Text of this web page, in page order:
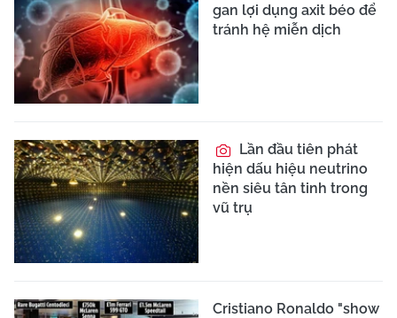
gan lợi dụng axit béo để
tránh hệ miễn dịch
Lần đầu tiên phát
hiện dấu hiệu neutrino
nền siêu tân tinh trong
vũ trụ
Cristiano Ronaldo "show